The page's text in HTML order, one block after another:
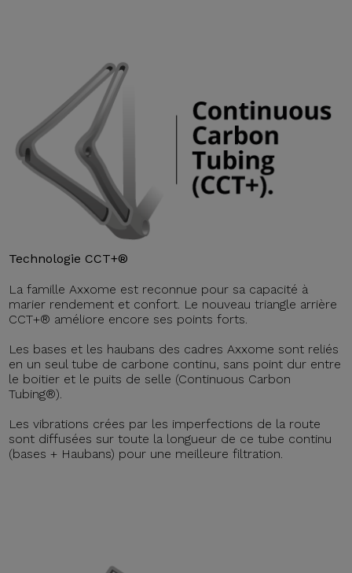
Technologie CCT+®
La famille Axxome est reconnue pour sa capacité à
marier rendement et confort. Le nouveau triangle arrière
CCT+® améliore encore ses points forts.
Les bases et les haubans des cadres Axxome sont reliés
en un seul tube de carbone continu, sans point dur entre
le boitier et le puits de selle (Continuous Carbon
Tubing®).
Les vibrations crées par les imperfections de la route
sont diffusées sur toute la longueur de ce tube continu
(bases + Haubans) pour une meilleure filtration.